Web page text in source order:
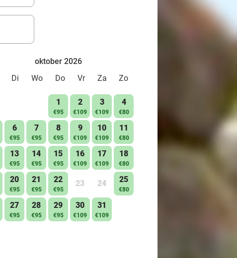
oktober 2026
Di Wo Do Vr Za Zo
1
€95
2
€109
3
€109
4
€80
6
€95
7
€95
8
€95
9
€109
10
€109
11
€80
13
€95
14
€95
15
€95
16
€109
17
€109
18
€80
20
€95
21
€95
22
€95
23 24 25
€80
27
€95
28
€95
29
€95
30
€109
31
€109